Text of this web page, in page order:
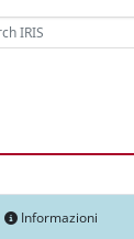
Informazioni